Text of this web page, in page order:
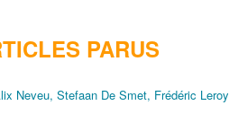
PARUS
Neveu, Stefaan De Smet, Frédéric Leroy